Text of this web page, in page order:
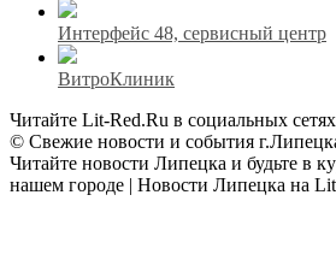
Интерфейс 48, сервисный центр
ВитроКлиник
Читайте Lit-Red.Ru в социальных сетях
© Свежие новости и события
Читайте новости Липецка и будьте в
нашем городе | Новости Липецка на